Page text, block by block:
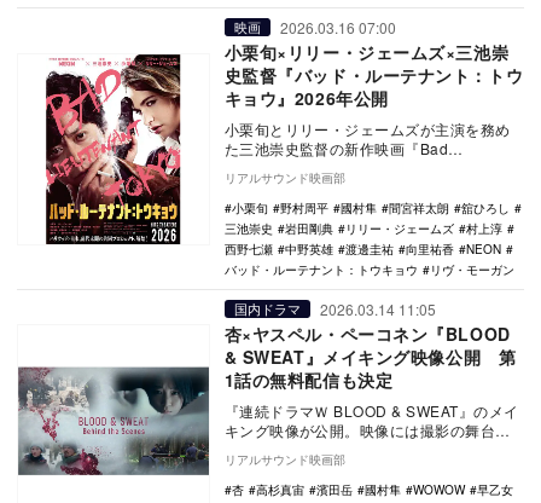
映画 2026.03.16 07:00
小栗旬×リリー・ジェームズ×三池崇
史監督『バッド・ルーテナント：トウ
キョウ』2026年公開
小栗旬とリリー・ジェームズが主演を務め
た三池崇史監督の新作映画『Bad
Lieutenant: Tokyo（原題）』が、『バッ
ド…
リアルサウンド映画部
小栗旬
野村周平 國村隼 間宮祥太朗
舘ひろし
三池崇史
岩田剛典 リリー・ジェームズ
村上淳
西野七瀬
中野英雄 渡邊圭祐 向里祐香
NEON
バッド・ルーテナント：トウキョウ
リヴ・モーガン
国内ドラマ 2026.03.14 11:05
杏×ヤスペル・ペーコネン『BLOOD
& SWEAT』メイキング映像公開 第
1話の無料配信も決定
『連続ドラマＷ BLOOD & SWEAT』のメイ
キング映像が公開。映像には撮影の舞台裏
や、初公開となる本編映像のほか、杏、ヤ
ス…
リアルサウンド映画部
杏
高杉真宙 濱田岳 國村隼 WOWOW
早乙女